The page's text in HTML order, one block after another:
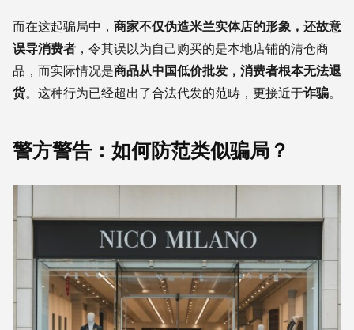
而在这起骗局中， 商家不仅伪造米兰实体店的形象，还故意
误导消费者 ，令其误以为自己购买的是本地店铺的清仓商
品，而实际情况是商品从中国低价批发，消费者根本无法退
货。这种行为已经超出了合法代发的范畴，更接近于诈骗。
警方警告：如何防范类似骗局？